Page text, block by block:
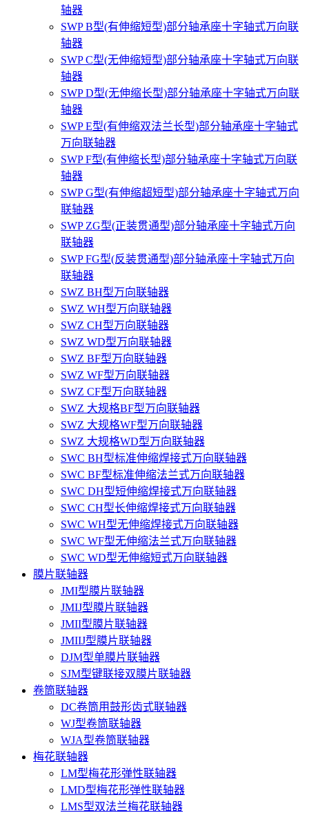
轴器
SWP B型(有伸缩短型)部分轴承座十字轴式万向联
轴器
SWP C型(无伸缩短型)部分轴承座十字轴式万向联
轴器
SWP D型(无伸缩长型)部分轴承座十字轴式万向联
轴器
SWP E型(有伸缩双法兰长型)部分轴承座十字轴式
万向联轴器
SWP F型(有伸缩长型)部分轴承座十字轴式万向联
轴器
SWP G型(有伸缩超短型)部分轴承座十字轴式万向
联轴器
SWP ZG型(正装贯通型)部分轴承座十字轴式万向
联轴器
SWP FG型(反装贯通型)部分轴承座十字轴式万向
联轴器
SWZ BH型万向联轴器
SWZ WH型万向联轴器
SWZ CH型万向联轴器
SWZ WD型万向联轴器
SWZ BF型万向联轴器
SWZ WF型万向联轴器
SWZ CF型万向联轴器
SWZ 大规格BF型万向联轴器
SWZ 大规格WF型万向联轴器
SWZ 大规格WD型万向联轴器
SWC BH型标准伸缩焊接式万向联轴器
SWC BF型标准伸缩法兰式万向联轴器
SWC DH型短伸缩焊接式万向联轴器
SWC CH型长伸缩焊接式万向联轴器
SWC WH型无伸缩焊接式万向联轴器
SWC WF型无伸缩法兰式万向联轴器
SWC WD型无伸缩短式万向联轴器
膜片联轴器
JMI型膜片联轴器
JMIJ型膜片联轴器
JMII型膜片联轴器
JMIIJ型膜片联轴器
DJM型单膜片联轴器
SJM型键联接双膜片联轴器
卷筒联轴器
DC卷筒用鼓形齿式联轴器
WJ型卷筒联轴器
WJA型卷筒联轴器
梅花联轴器
LM型梅花形弹性联轴器
LMD型梅花形弹性联轴器
LMS型双法兰梅花联轴器